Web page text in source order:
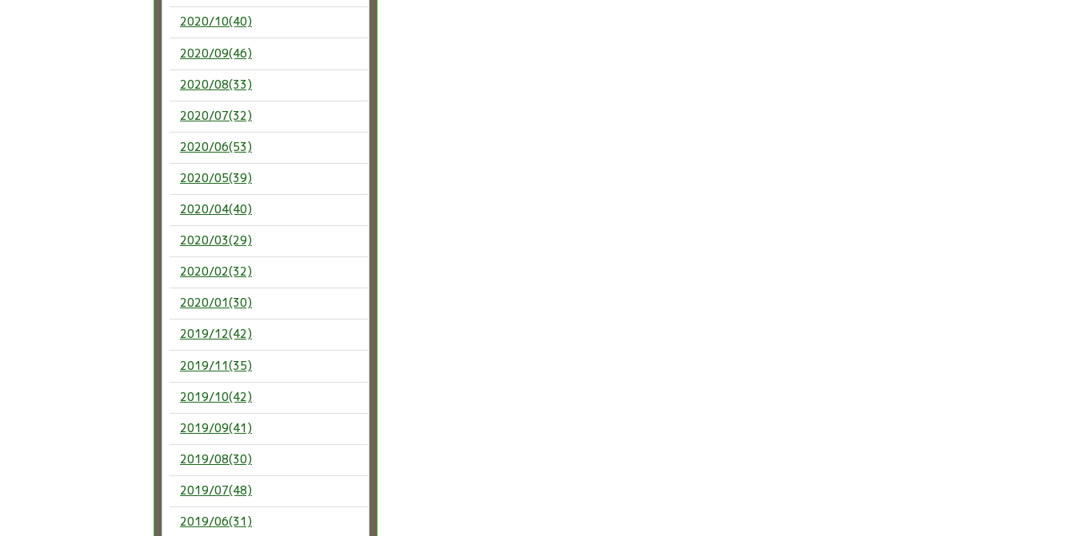
2020/10(40)
2020/09(46)
2020/08(33)
2020/07(32)
2020/06(53)
2020/05(39)
2020/04(40)
2020/03(29)
2020/02(32)
2020/01(30)
2019/12(42)
2019/11(35)
2019/10(42)
2019/09(41)
2019/08(30)
2019/07(48)
2019/06(31)